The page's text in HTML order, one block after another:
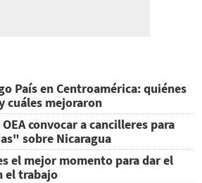
País en Centroamérica: quiénes
cuáles mejoraron
convocar a cancilleres para
sobre Nicaragua
el mejor momento para dar el
el trabajo